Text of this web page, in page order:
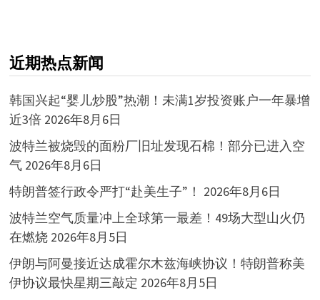
近期热点新闻
韩国兴起“婴儿炒股”热潮！未满1岁投资账户一年暴增
近3倍 2026年8月6日
波特兰被烧毁的面粉厂旧址发现石棉！部分已进入空
气 2026年8月6日
特朗普签行政令严打“赴美生子”！ 2026年8月6日
波特兰空气质量冲上全球第一最差！49场大型山火仍
在燃烧 2026年8月5日
伊朗与阿曼接近达成霍尔木兹海峡协议！特朗普称美
伊协议最快星期三敲定 2026年8月5日